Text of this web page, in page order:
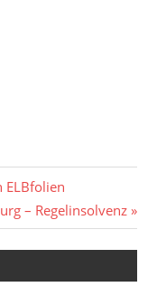
ELBfolien
– Regelinsolvenz